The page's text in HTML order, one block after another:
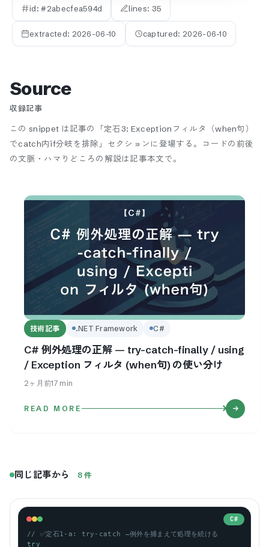
id: #2abecfea594d lines: 35
extracted: 2026-06-10 captured: 2026-06-10
Source
収録記事
この snippet は記事の「定石3: Exceptionフィルタ（when句）
でcatch内if分岐を排除」セクションに登場する。
コードの前後
の文脈・ハマりどころの解説は記事本文で。
技術記事 .NET Framework C#
C# 例外処理の正解 — try-catch-finally / using
/ Exception フィルタ (when句) の使い分け
2ヶ月前17min
READ MORE
同じ記事から 8 件
C#
// ✅定石1-a: try-catch —例外を捕まえて処理を続ける
try